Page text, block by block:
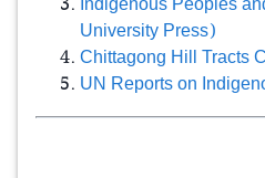
University Press)
Chittagong Hill Tracts
UN Reports on